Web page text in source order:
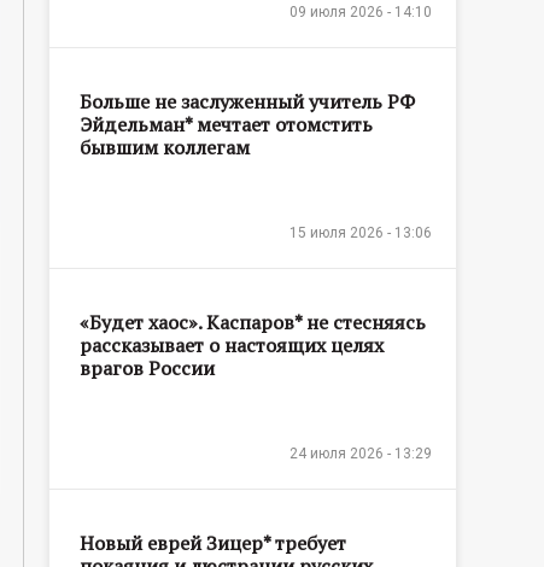
09 июля 2026 - 14:10
Больше не заслуженный учитель РФ
Эйдельман* мечтает отомстить
бывшим коллегам
15 июля 2026 - 13:06
«Будет хаос». Каспаров* не стесняясь
рассказывает о настоящих целях
врагов России
24 июля 2026 - 13:29
Новый еврей Зицер* требует